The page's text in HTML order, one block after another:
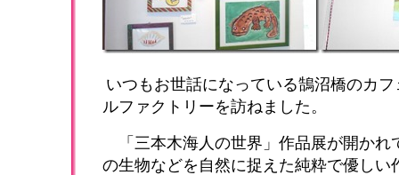
いつもお世話になっている鵠沼橋のカ
ルファクトリーを訪ねました。
「三本木海人の世界」作品展が開かれ
の生物などを自然に捉えた純粋で優しい